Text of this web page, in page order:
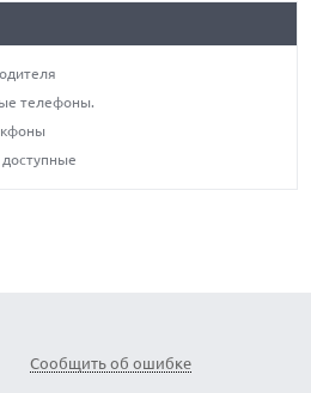
телефоны.
Сообщить об ошибке